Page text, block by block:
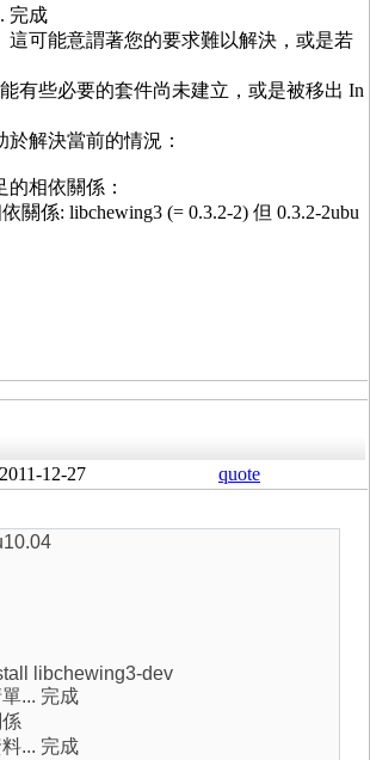
完成
這可能意謂著您的要求難以解決，或是若
有些必要的套件尚未建立，或是被移出 In
解決當前的情況：
相依關係：
關係: libchewing3 (= 0.3.2-2) 但 0.3.2-2ubu
2011-12-27 quote
libchewing3-dev
... 完成
關係
... 完成